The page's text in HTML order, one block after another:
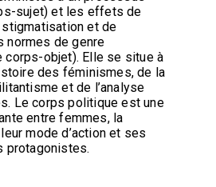
sujet) et les effets de
et de
normes de genre
corps-objet). Elle se situe à
des féminismes, de la
et de l’analyse
Le corps politique est une
entre femmes, la
mode d’action et ses
protagonistes.